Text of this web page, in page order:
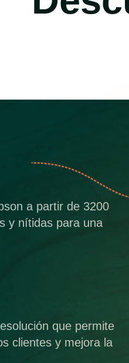
a partir de 3200
y nítidas para una
que permite
clientes y mejora la